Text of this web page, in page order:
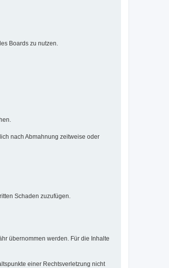
Boards zu nutzen.
nach Abmahnung zeitweise oder
Schaden zuzufügen.
übernommen werden. Für die Inhalte
einer Rechtsverletzung nicht